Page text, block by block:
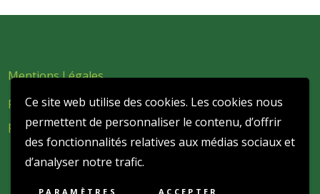
Ce site web utilise des cookies. Les cookies nous
permettent de personnaliser le contenu, d’offrir
des fonctionnalités relatives aux médias sociaux et
d’analyser notre trafic.
PARAMÈTRES ACCEPTER
Mentions Légales
Politique de confidentialité et de protection des données
personnelles